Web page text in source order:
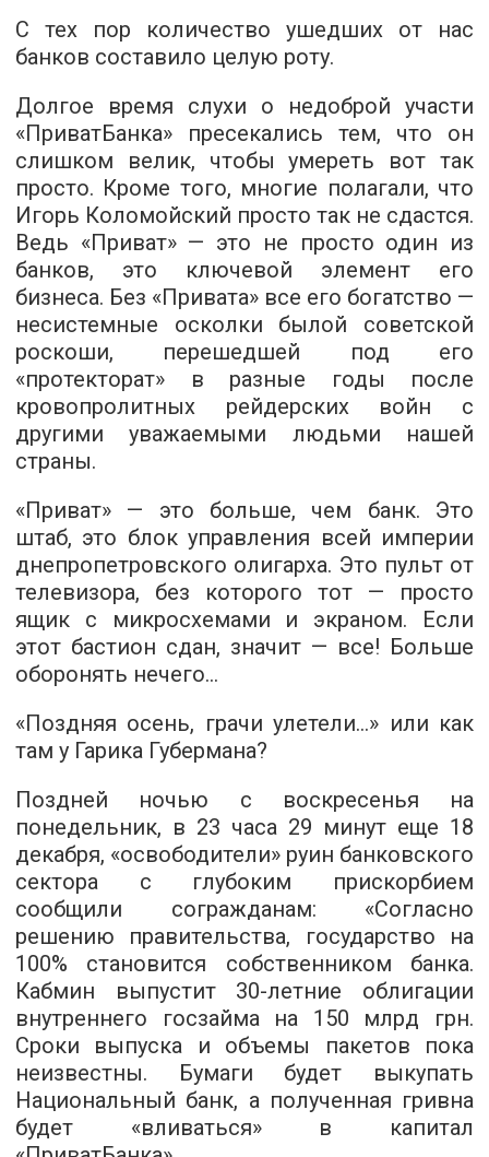
С тех пор количество ушедших от нас
банков составило целую роту.
Долгое время слухи о недоброй участи
«ПриватБанка» пресекались тем, что он
слишком велик, чтобы умереть вот так
просто. Кроме того, многие полагали, что
Игорь Коломойский просто так не сдастся.
Ведь «Приват» — это не просто один из
банков, это ключевой элемент его
бизнеса. Без «Привата» все его богатство —
несистемные осколки былой советской
роскоши, перешедшей под его
«протекторат» в разные годы после
кровопролитных рейдерских войн с
другими уважаемыми людьми нашей
страны.
«Приват» — это больше, чем банк. Это
штаб, это блок управления всей империи
днепропетровского олигарха. Это пульт от
телевизора, без которого тот — просто
ящик с микросхемами и экраном. Если
этот бастион сдан, значит — все! Больше
оборонять нечего…
«Поздняя осень, грачи улетели…» или как
там у Гарика Губермана?
Поздней ночью с воскресенья на
понедельник, в 23 часа 29 минут еще 18
декабря, «освободители» руин банковского
сектора с глубоким прискорбием
сообщили согражданам: «Согласно
решению правительства, государство на
100% становится собственником банка.
Кабмин выпустит 30-летние облигации
внутреннего госзайма на 150 млрд грн.
Сроки выпуска и объемы пакетов пока
неизвестны. Бумаги будет выкупать
Национальный банк, а полученная гривна
будет «вливаться» в капитал